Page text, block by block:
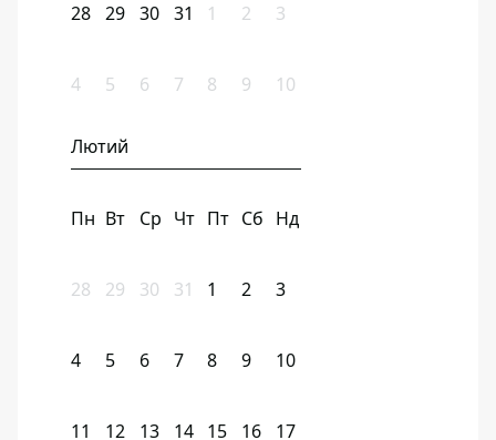
28 29 30 31 1 2 3
4 5 6 7 8 9 10
Лютий
Пн Вт Ср Чт Пт Сб Нд
28 29 30 31 1 2 3
4 5 6 7 8 9 10
11 12 13 14 15 16 17